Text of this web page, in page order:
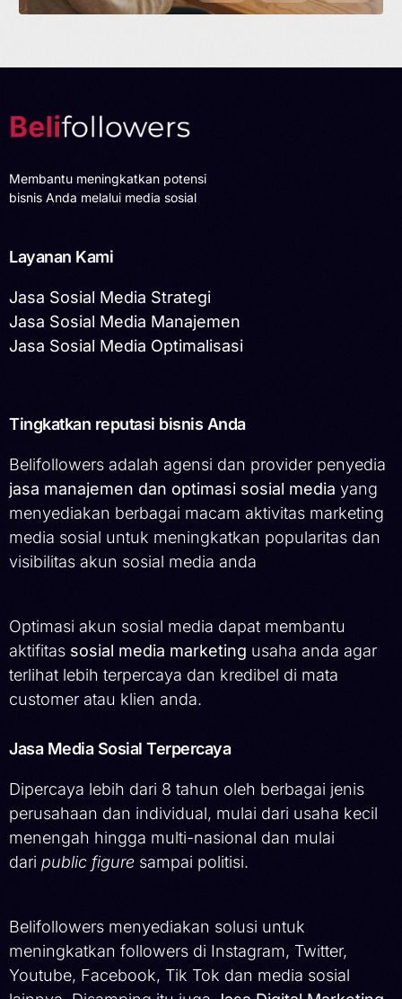
Membantu meningkatkan potensi
bisnis Anda melalui media sosial
Layanan Kami
Jasa Sosial Media Strategi
Jasa Sosial Media Manajemen
Jasa Sosial Media Optimalisasi
Tingkatkan reputasi bisnis Anda
Belifollowers adalah agensi dan provider penyedia
jasa manajemen dan optimasi sosial media yang
menyediakan berbagai macam aktivitas marketing
media sosial untuk meningkatkan popularitas dan
visibilitas akun sosial media anda
Optimasi akun sosial media dapat membantu
aktifitas sosial media marketing usaha anda agar
terlihat lebih terpercaya dan kredibel di mata
customer atau klien anda.
Jasa Media Sosial Terpercaya
Dipercaya lebih dari 8 tahun oleh berbagai jenis
perusahaan dan individual, mulai dari usaha kecil
menengah hingga multi-nasional dan mulai
dari public figure sampai politisi.
Belifollowers menyediakan solusi untuk
meningkatkan followers di Instagram, Twitter,
Youtube, Facebook, Tik Tok dan media sosial